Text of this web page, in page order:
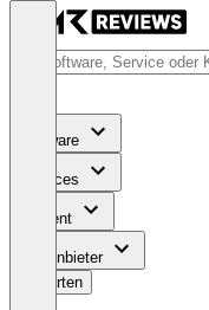
Software
Services
Content
Für Anbieter
Bewerten